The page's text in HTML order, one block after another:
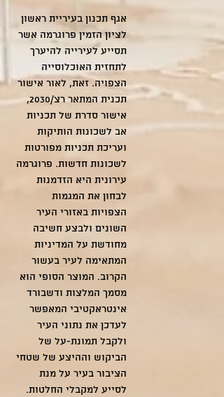
אגף תכנון בעיריית ראשון
לציון הזמין פרוגרמה אשר
תסייע לעירייה להיערך
לתחזית האוכלוסייה
הצפויה. זאת, לאור אישור
תכנית המתאר רצ/2030,
אישור סדרת של תכניות
אב לשכונות הותיקות
ועריכת תכניות מפורטות
לשכונות חדשות. פרוגרמה
עירונית היא הזדמנות
לבחון את המגמות
הצפויות באזורי העיר
השונים ולבצע חשיבה
מחודשת על המדיניות
המתאימה לעיר בעשור
הקרוב. המוצר הסופי הוא
מסמך המלצות ודשבורד
אינטראקטיבי המאפשר
לעדכן את נתוני העיר
ולקבל תמונת-על של
הביקוש וההיצע של שטחי
הציבור בעיר על מנת
לסייע למקבלי החלטות.